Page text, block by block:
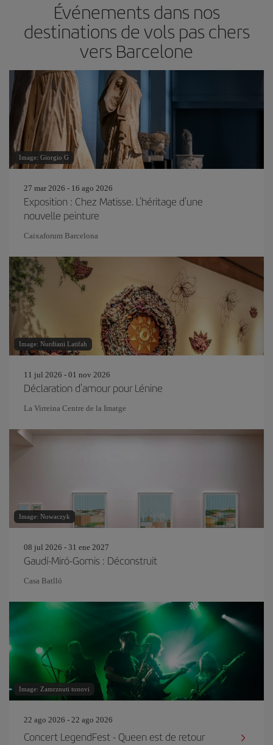
Événements dans nos
destinations de vols pas chers
vers Barcelone
Image: Giorgio G
27 mar 2026 - 16 ago 2026
Exposition : Chez Matisse. L'héritage d'une
nouvelle peinture
Caixaforum Barcelona
Image: Nurdiani Latifah
11 jul 2026 - 01 nov 2026
Déclaration d'amour pour Lénine
La Virreina Centre de la Imatge
Image: Nowaczyk
08 jul 2026 - 31 ene 2027
Gaudí-Miró-Gomis : Déconstruit
Casa Batlló
Image: Zamrznuti tonovi
22 ago 2026 - 22 ago 2026
Concert LegendFest - Queen est de retour